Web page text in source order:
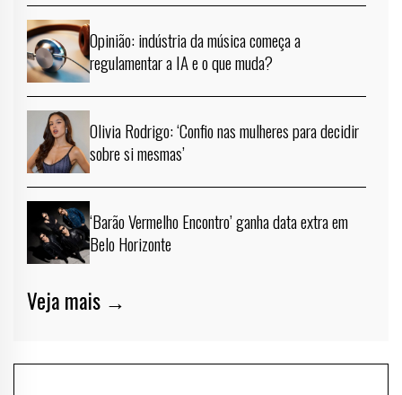
Opinião: indústria da música começa a
regulamentar a IA e o que muda?
Olivia Rodrigo: ‘Confio nas mulheres para decidir
sobre si mesmas’
‘Barão Vermelho Encontro’ ganha data extra em
Belo Horizonte
Veja mais →